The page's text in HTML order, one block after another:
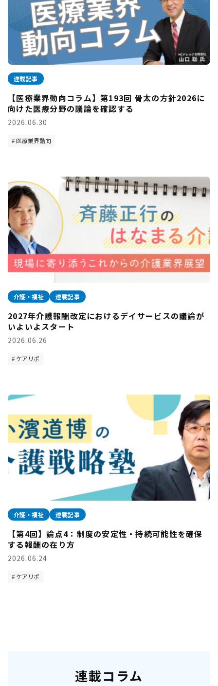
連載記事
【医療業界動向コラム】第193回 骨太の方針2026に
向けた医療分野の議論を確認する
2026.06.30
医療業界動向
介護・福祉 連載記事
2027年介護報酬改定におけるデイサービスの議論が
いよいよスタート
2026.06.26
ケアリポ
介護・福祉 連載記事
【第4回】論点4：制度の安定性・持続可能性を確保
する報酬の在り方
2026.06.24
ケアリポ
連載コラム